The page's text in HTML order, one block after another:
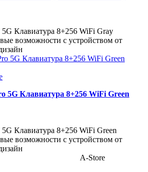
Клавиатура 8+256 WiFi Gray
возможности с устройством от
5G Клавиатура 8+256 WiFi Green
Клавиатура 8+256 WiFi Green
возможности с устройством от